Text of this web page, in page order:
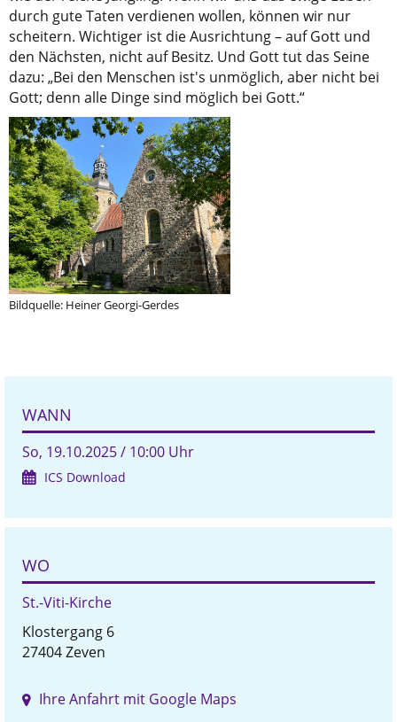
durch gute Taten verdienen wollen, können wir nur
scheitern. Wichtiger ist die Ausrichtung – auf Gott und
den Nächsten, nicht auf Besitz. Und Gott tut das Seine
dazu: „Bei den Menschen ist's unmöglich, aber nicht bei
Gott; denn alle Dinge sind möglich bei Gott.“
Bildquelle: Heiner Georgi-Gerdes
WANN
So, 19.10.2025 / 10:00 Uhr
ICS Download
WO
St.-Viti-Kirche
Klostergang 6
27404 Zeven
Ihre Anfahrt mit Google Maps